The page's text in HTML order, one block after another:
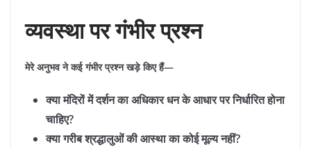
व्यवस्था पर गंभीर प्रश्न
मेरे अनुभव ने कई गंभीर प्रश्न खड़े किए हैं—
क्या मंदिरों में दर्शन का अधिकार धन के आधार पर निर्धारित होना
चाहिए?
क्या गरीब श्रद्धालुओं की आस्था का कोई मूल्य नहीं?